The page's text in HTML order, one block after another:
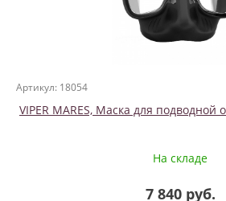
Артикул: 18054
VIPER MARES, Маска для
На складе
7 840 руб.